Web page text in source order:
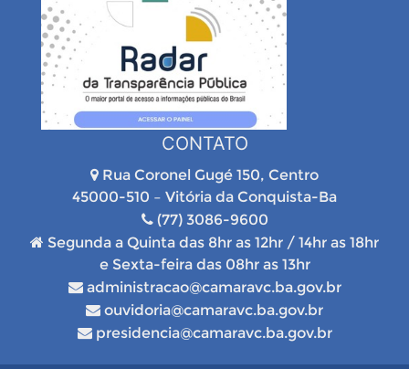
CONTATO
Rua Coronel Gugé 150, Centro
45000-510 – Vitória da Conquista-Ba
(77) 3086-9600
Segunda a Quinta das 8hr as 12hr / 14hr as 18hr
e Sexta-feira das 08hr as 13hr
administracao@camaravc.ba.gov.br
ouvidoria@camaravc.ba.gov.br
presidencia@camaravc.ba.gov.br